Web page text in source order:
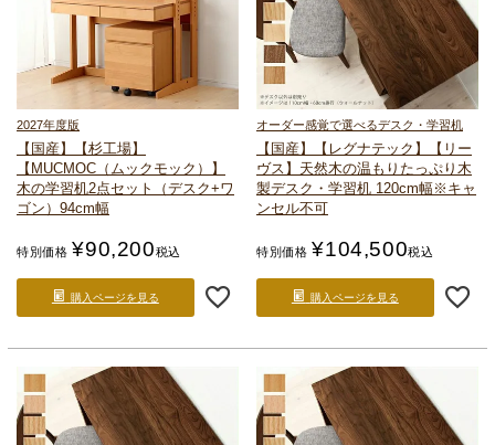
2027年度版
【国産】【杉工場】
【MUCMOC（ムックモック）】
木の学習机2点セット（デスク+ワ
ゴン）94cm幅
特別価格 ¥90,200税込
購入ページを見る
オーダー感覚で選べるデスク・学習机
【国産】【レグナテック】【リー
ヴス】 天然木の温もりたっぷり 木
製デスク・学習机 120cm幅※キャ
ンセル不可
特別価格 ¥104,500税込
購入ページを見る